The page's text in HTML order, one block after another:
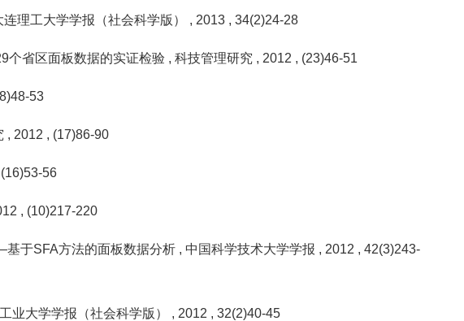
连理工大学学报（社会科学版） , 2013 , 34(2)24-28
个省区面板数据的实证检验 , 科技管理研究 , 2012 , (23)46-51
53
, 2012 , (17)86-90
56
, (10)217-220
于SFA方法的面板数据分析 , 中国科学技术大学学报 , 2012 , 42(3)243-
业大学学报（社会科学版） , 2012 , 32(2)40-45